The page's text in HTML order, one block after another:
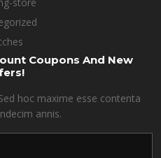
store
Coupons And New
hoc maxime esse contenta
annis.